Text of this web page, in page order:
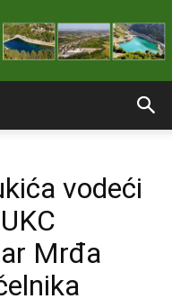
vodeći
Mrđa